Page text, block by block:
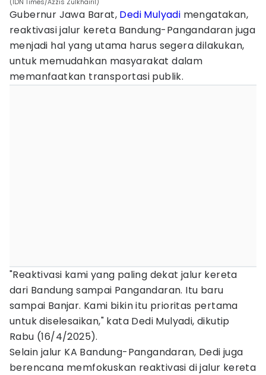
Gubernur Jawa Barat, Dedi Mulyadi mengatakan,
reaktivasi jalur kereta Bandung-Pangandaran juga
menjadi hal yang utama harus segera dilakukan,
untuk memudahkan masyarakat dalam
memanfaatkan transportasi publik.
"Reaktivasi kami yang paling dekat jalur kereta
dari Bandung sampai Pangandaran. Itu baru
sampai Banjar. Kami bikin itu prioritas pertama
untuk diselesaikan," kata Dedi Mulyadi, dikutip
Rabu (16/4/2025).
Selain jalur KA Bandung-Pangandaran, Dedi juga
berencana memfokuskan reaktivasi di jalur kereta